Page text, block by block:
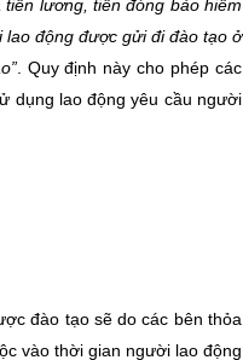
lương, tiền đóng bảo hiểm
động được gửi đi đào tạo ở
. Quy định này cho phép các
dụng lao động yêu cầu người
đào tạo sẽ do các bên thỏa
vào thời gian người lao động